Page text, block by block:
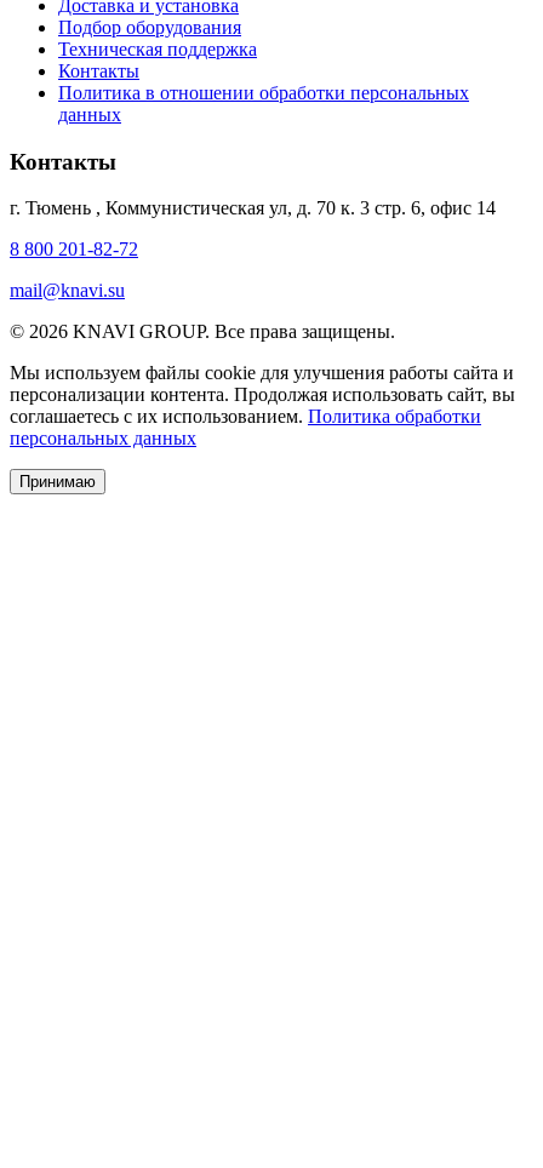
Доставка и установка
Подбор оборудования
Техническая поддержка
Контакты
Политика в отношении обработки персональных
данных
Контакты
г. Тюмень , Коммунистическая ул, д. 70 к. 3 стр. 6, офис 14
8 800 201-82-72
mail@knavi.su
© 2026 KNAVI GROUP. Все права защищены.
Мы используем файлы cookie для улучшения работы сайта и
персонализации контента. Продолжая использовать сайт, вы
соглашаетесь с их использованием. Политика обработки
персональных данных
Принимаю